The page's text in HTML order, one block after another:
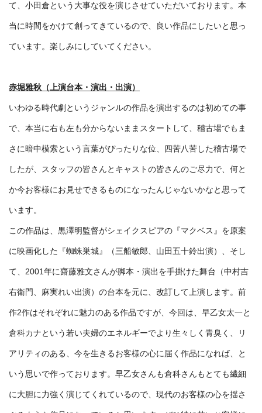
て、小田倉という大事な役を演じさせていただいております。本
当に時間をかけて創ってきているので、良い作品にしたいと思っ
ています。楽しみにしていてください。
赤堀雅秋（上演台本・演出・出演）
いわゆる時代劇というジャンルの作品を演出するのは初めての事
で、本当に右も左も分からないままスタートして、稽古場でもま
さに暗中模索という言葉がぴったりな位、四苦八苦した稽古場で
したが、スタッフの皆さんとキャストの皆さんのご尽力で、何と
か今お客様にお見せできるものになったんじゃないかなと思って
います。
この作品は、黒澤明監督がシェイクスピアの『マクベス』を原案
に映画化した『蜘蛛巣城』（三船敏郎、山田五十鈴出演）、そし
て、2001年に齋藤雅文さんが脚本・演出を手掛けた舞台（中村吉
右衛門、麻実れい出演）の台本を元に、改訂して上演します。前
作2作はそれぞれに魅力のある作品ですが、今回は、早乙女太一と
倉科カナという若い夫婦のエネルギーでより生々しく青臭く、リ
アリティのある、今を生きるお客様の心に届く作品になれば、と
いう思いで作っております。早乙女さんも倉科さんもとても繊細
に大胆に力強く演じてくれているので、現代のお客様の心を揺さ